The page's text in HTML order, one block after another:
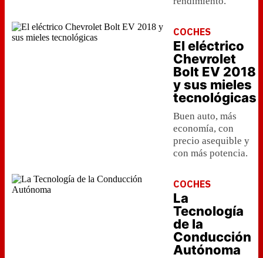
COCHES
El eléctrico
Chevrolet
Bolt EV 2018
y sus mieles
tecnológicas
Buen auto, más
economía, con
precio asequible y
con más potencia.
COCHES
La
Tecnología
de la
Conducción
Autónoma